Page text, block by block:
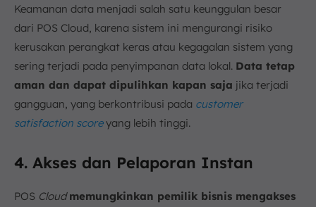
Keamanan data menjadi salah satu keunggulan besar
dari POS Cloud, karena sistem ini mengurangi risiko
kerusakan perangkat keras atau kegagalan sistem yang
sering terjadi pada penyimpanan data lokal. Data tetap
aman dan dapat dipulihkan kapan saja jika terjadi
gangguan, yang berkontribusi pada customer
satisfaction scoreyang lebih tinggi.
4. Akses dan Pelaporan Instan
POS Cloud memungkinkan pemilik bisnis mengakses